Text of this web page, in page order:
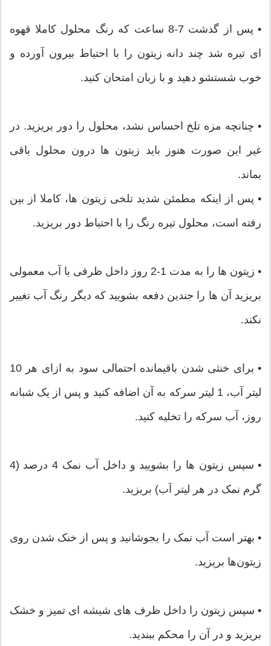
• پس از گذشت 7-8 ساعت که رنگ محلول کاملا قهوه
ای تیره شد چند دانه زیتون را با احتیاط بیرون آورده و
خوب شستشو دهید و با زبان امتحان کنید.
• چنانچه مزه تلخ احساس نشد، محلول را دور بریزید. در
غیر این صورت هنوز باید زیتون ها درون محلول باقی
بماند.
• پس از اینکه مطمئن شدید تلخی زیتون ها، کاملا از بین
رفته است، محلول تیره رنگ را با احتیاط دور بریزید.
• زیتون ها را به مدت 1-2 روز داخل ظرفی با آب معمولی
بریزید آن ها را جندین دفعه بشویید که دیگر رنگ آب تغییر
نکند.
• برای خنثی شدن باقیمانده احتمالی سود به ازای هر 10
لیتر آب، 1 لیتر سرکه به آن اضافه کنید و پس از یک شبانه
روز، آب سرکه را تخلیه کنید.
• سپس زیتون ها را بشویید و داخل آب نمک 4 درصد (4
گرم نمک در هر لیتر آب) بریزید.
• بهتر است آب نمک را بجوشانید و پس از خنک شدن روی
زیتون‌ها بریزید.
• سپس زیتون را داخل ظرف های شیشه ای تمیز و خشک
بریزید و در آن را محکم ببندید.